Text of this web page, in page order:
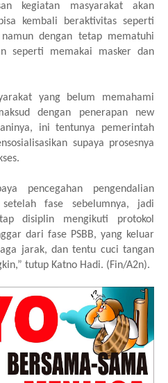
kegiatan masyarakat akan
kembali beraktivitas seperti
dengan tetap mematuhi
seperti memakai masker dan
yang belum memahami
dengan penerapan new
ini tentunya pemerintah
supaya prosesnya
pencegahan pengendalian
fase sebelumnya, jadi
disiplin mengikuti protokol
dari fase PSBB, yang keluar
jarak, dan tentu cuci tangan
tutup Katno Hadi. (Fin/A2n).